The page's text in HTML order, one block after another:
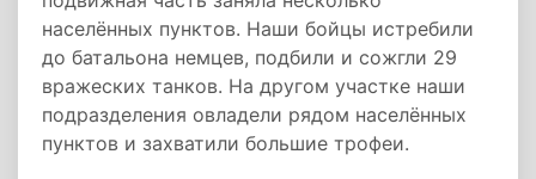
населённых пунктов. Наши бойцы истребили
до батальона немцев, подбили и сожгли 29
вражеских танков. На другом участке наши
подразделения овладели рядом населённых
пунктов и захватили большие трофеи.